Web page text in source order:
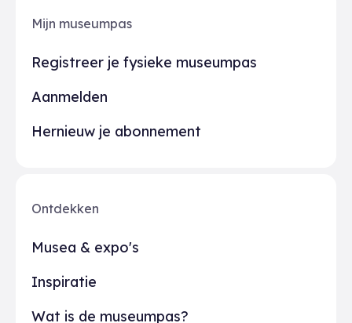
Ontdekken
Musea & expo's
Inspiratie
Wat is de museumpas?
Mijn museumpas
Registreer je fysieke museumpas
Aanmelden
Hernieuw je abonnement